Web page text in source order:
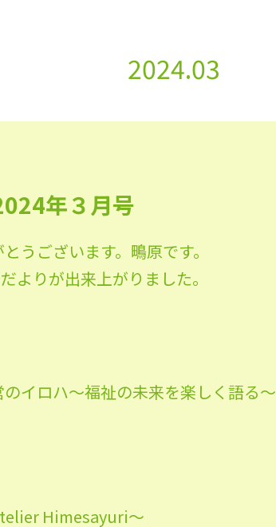
2024.03
年３月号
うございます。鴫原です。
よりが出来上がりました。
イロハ〜福祉の未来を楽しく語る〜
Himesayuri〜